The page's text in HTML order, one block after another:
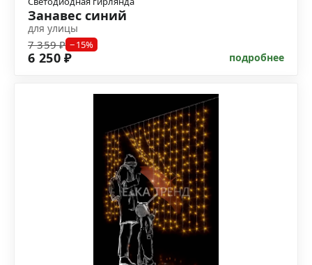
Занавес синий
для улицы
7 359 ₽ −15%
6 250 ₽ подробнее